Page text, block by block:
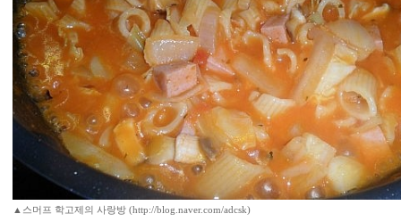
▲스머프 학고제의 사랑방 (http://blog.naver.com/adcsk)